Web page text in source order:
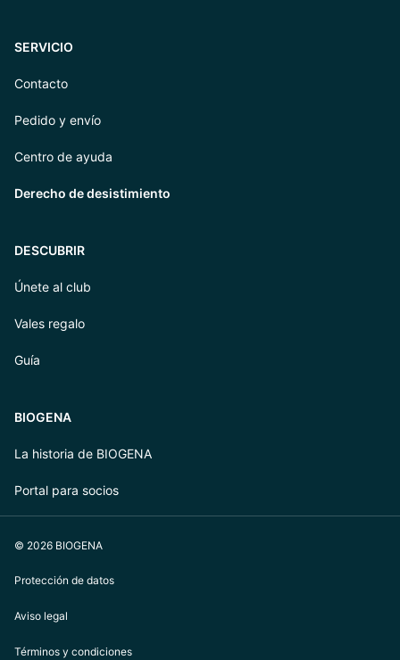
SERVICIO
Contacto
Pedido y envío
Centro de ayuda
Derecho de desistimiento
DESCUBRIR
Únete al club
Vales regalo
Guía
BIOGENA
La historia de BIOGENA
Portal para socios
© 2026 BIOGENA
Protección de datos
Aviso legal
Términos y condiciones